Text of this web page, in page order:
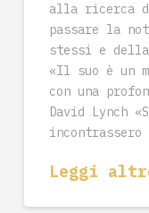
alla ricerca di
passare la
stessi e
«Il suo è un
con una
David Lynch
Leggi